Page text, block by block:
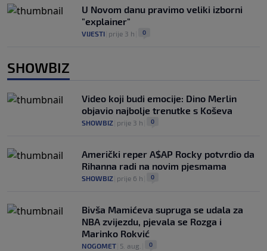
U Novom danu pravimo veliki izborni
"explainer"
VIJESTI prije 3 h 0
SHOWBIZ
Video koji budi emocije: Dino Merlin
objavio najbolje trenutke s Koševa
SHOWBIZ prije 3 h 0
Američki reper A$AP Rocky potvrdio da
Rihanna radi na novim pjesmama
SHOWBIZ prije 6 h 0
Bivša Mamićeva supruga se udala za
NBA zvijezdu, pjevala se Rozga i
Marinko Rokvić
NOGOMET 5. aug. 0